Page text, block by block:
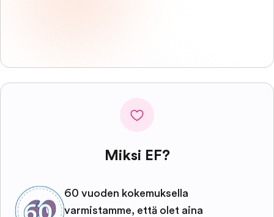
Miksi EF?
60 vuoden kokemuksella
varmistamme, että olet aina